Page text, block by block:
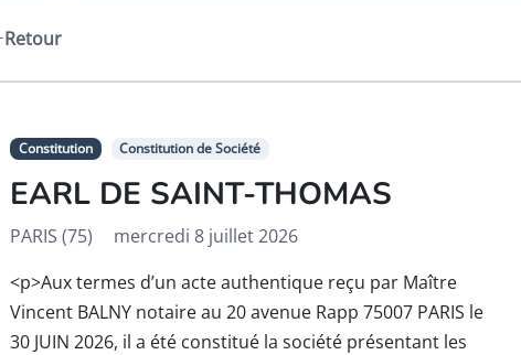
Retour
Constitution Constitution de Société
EARL DE SAINT-THOMAS
PARIS (75)
mercredi 8 juillet 2026
<p>Aux termes d’un acte authentique reçu par Maître
Vincent BALNY notaire au 20 avenue Rapp 75007 PARIS le
30 JUIN 2026, il a été constitué la société présentant les